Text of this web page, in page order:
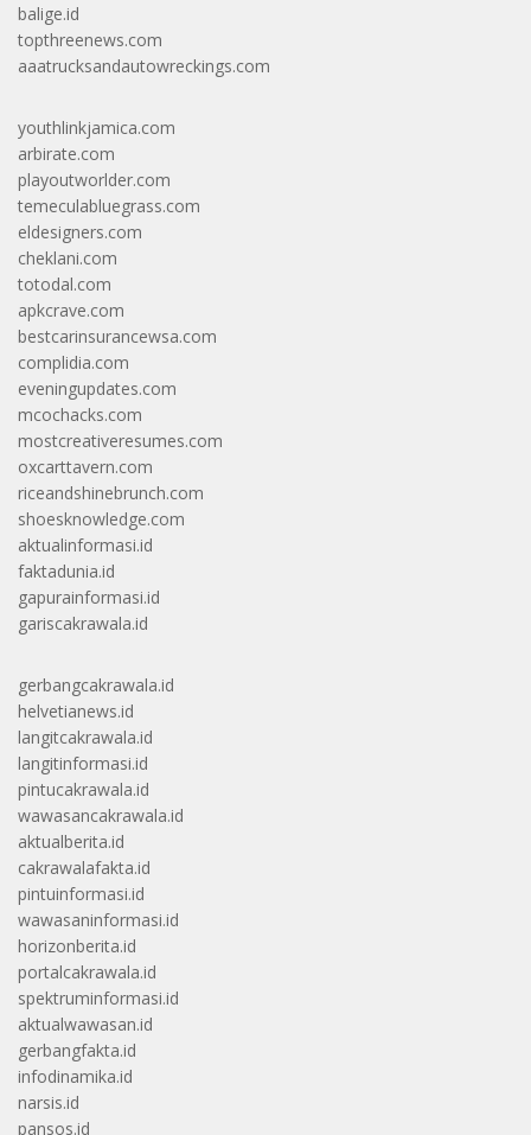
balige.id
topthreenews.com
aaatrucksandautowreckings.com
youthlinkjamica.com
arbirate.com
playoutworlder.com
temeculabluegrass.com
eldesigners.com
cheklani.com
totodal.com
apkcrave.com
bestcarinsurancewsa.com
complidia.com
eveningupdates.com
mcochacks.com
mostcreativeresumes.com
oxcarttavern.com
riceandshinebrunch.com
shoesknowledge.com
aktualinformasi.id
faktadunia.id
gapurainformasi.id
gariscakrawala.id
gerbangcakrawala.id
helvetianews.id
langitcakrawala.id
langitinformasi.id
pintucakrawala.id
wawasancakrawala.id
aktualberita.id
cakrawalafakta.id
pintuinformasi.id
wawasaninformasi.id
horizonberita.id
portalcakrawala.id
spektruminformasi.id
aktualwawasan.id
gerbangfakta.id
infodinamika.id
narsis.id
pansos.id